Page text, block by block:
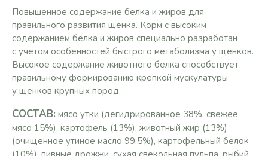
Повышенное содержание белка и жиров для
правильного развития щенка. Корм с высоким
содержанием белка и жиров специально разработан
с учетом особенностей быстрого метаболизма у щенков.
Высокое содержание животного белка способствует
правильному формированию крепкой мускулатуры
у щенков крупных пород.
СОСТАВ: мясо утки (дегидрированное 38%, свежее
мясо 15%), картофель (13%), животный жир (13%)
(очищенное утиное масло 99,5%), картофельный белок